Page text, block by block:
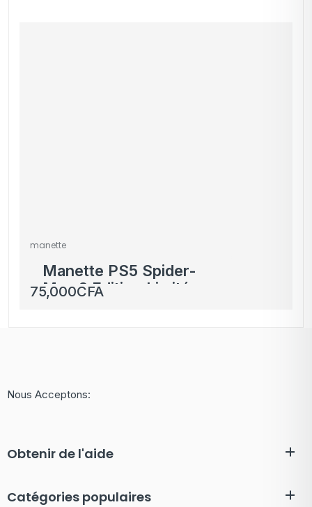
manette
Manette PS5 Spider-
Man 2 Edition Limitée –
DualSense
75,000CFA
Nous Acceptons:
Obtenir de l'aide
Catégories populaires